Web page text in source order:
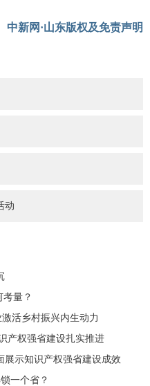
中新网·山东版权及免责声明
动
考量？
活乡村振兴内生动力
产权强省建设扎实推进
展示知识产权强省建设成效
一个省？